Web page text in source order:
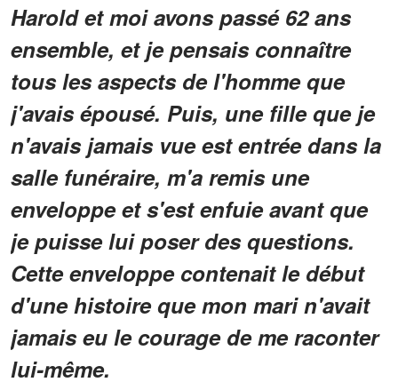
Harold et moi avons passé 62 ans
ensemble, et je pensais connaître
tous les aspects de l'homme que
j'avais épousé. Puis, une fille que je
n'avais jamais vue est entrée dans la
salle funéraire, m'a remis une
enveloppe et s'est enfuie avant que
je puisse lui poser des questions.
Cette enveloppe contenait le début
d'une histoire que mon mari n'avait
jamais eu le courage de me raconter
lui-même.